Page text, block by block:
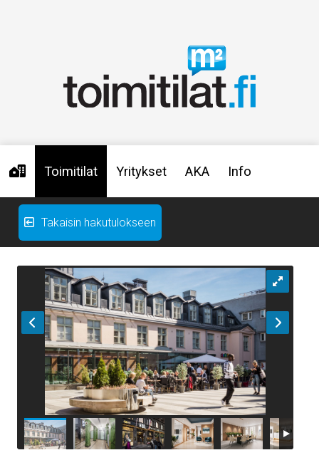
Toimitilat Yritykset AKA Info
Takaisin hakutulokseen